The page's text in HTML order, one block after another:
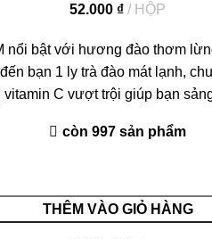
52.000 ₫ HỘP
nổi bật với hương đào thơm
bạn 1 ly trà đào mát lạnh,
C vượt trội giúp bạn
còn 997 sản phẩm
THÊM VÀO GIỎ HÀNG